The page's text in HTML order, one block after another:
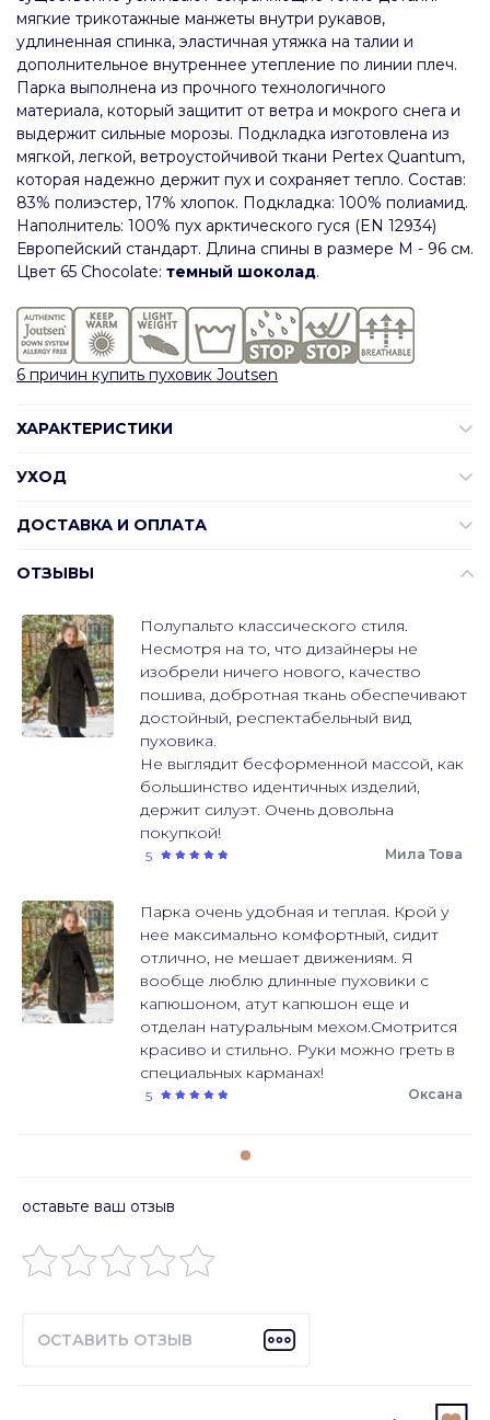
мягкие трикотажные манжеты внутри рукавов,
удлиненная спинка, эластичная утяжка на талии и
дополнительное внутреннее утепление по линии плеч.
Парка выполнена из прочного технологичного
материала, который защитит от ветра и мокрого снега и
выдержит сильные морозы. Подкладка изготовлена из
мягкой, легкой, ветроустойчивой ткани Pertex Quantum,
которая надежно держит пух и сохраняет тепло. Состав:
83% полиэстер, 17% хлопок. Подкладка: 100% полиамид.
Наполнитель: 100% пух арктического гуся (EN 12934)
Европейский стандарт. Длина спины в размере М - 96 см.
Цвет 65 Chocolate: темный шоколад.
6 причин купить пуховик Joutsen
ХАРАКТЕРИСТИКИ
УХОД
ДОСТАВКА И ОПЛАТА
ОТЗЫВЫ
Полупальто классического стиля.
Несмотря на то, что дизайнеры не
изобрели ничего нового, качество
пошива, добротная ткань обеспечивают
достойный, респектабельный вид
пуховика.
Не выглядит бесформенной массой, как
большинство идентичных изделий,
держит силуэт. Очень довольна
покупкой!
5 Мила Това
Парка очень удобная и теплая. Крой у
нее максимально комфортный, сидит
отлично, не мешает движениям. Я
вообще люблю длинные пуховики с
капюшоном, атут капюшон еще и
отделан натуральным мехом.Смотрится
красиво и стильно. Руки можно греть в
специальных карманах!
5 Оксана
оставьте ваш отзыв
ОСТАВИТЬ ОТЗЫВ